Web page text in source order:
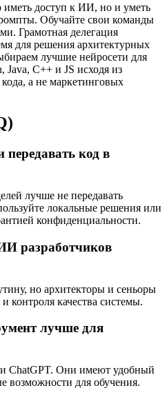
иметь доступ к ИИ, но и уметь
Обучайте свои команды
Грамотная делегация
для решения архитектурных
лучшие нейросети для
Java, C++ и JS исходя из
а не маркетинговых
передавать код в
лучше не передавать
локальные решения или
конфиденциальности.
разработчиков
но архитекторы и сеньоры
контроля качества системы.
лучше для
ChatGPT. Они имеют удобный
возможности для обучения.